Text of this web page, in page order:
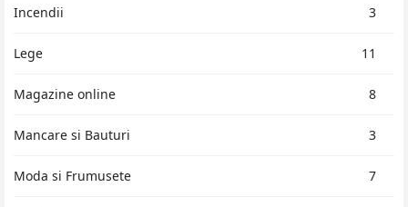
Incendii 3
Lege 11
Magazine online 8
Mancare si Bauturi 3
Moda si Frumusete 7